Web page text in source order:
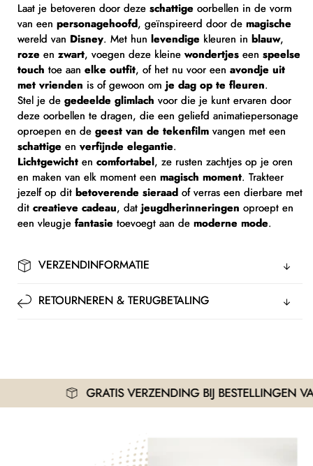
Laat je betoveren door deze schattige oorbellen in de vorm
van een personagehoofd, geïnspireerd door de magische
wereld van Disney. Met hun levendige kleuren in blauw,
roze en zwart, voegen deze kleine wondertjes een speelse
touch toe aan elke outfit, of het nu voor een avondje uit
met vrienden is of gewoon om je dag op te fleuren.
Stel je de gedeelde glimlach voor die je kunt ervaren door
deze oorbellen te dragen, die een geliefd animatiepersonage
oproepen en de geest van de tekenfilm vangen met een
schattige en verfijnde elegantie.
Lichtgewicht en comfortabel, ze rusten zachtjes op je oren
en maken van elk moment een magisch moment. Trakteer
jezelf op dit betoverende sieraad of verras een dierbare met
dit creatieve cadeau, dat jeugdherinneringen oproept en
een vleugje fantasie toevoegt aan de moderne mode.
VERZENDINFORMATIE
RETOURNEREN & TERUGBETALING
GRATIS VERZENDING BIJ BESTELLINGEN